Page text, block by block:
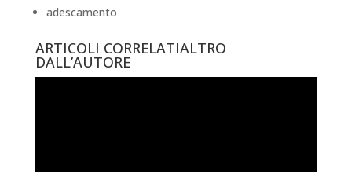
adescamento
ARTICOLI CORRELATIALTRO
DALL’AUTORE